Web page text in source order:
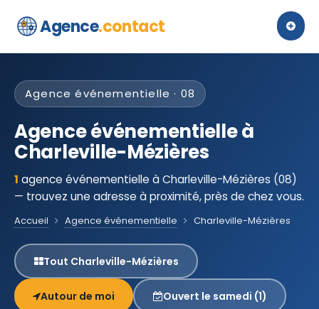
Agence.contact
Agence événementielle · 08
Agence événementielle à
Charleville-Mézières
1 agence événementielle à Charleville-Mézières (08)
— trouvez une adresse à proximité, près de chez vous.
Accueil Agence événementielle Charleville-Mézières
Tout Charleville-Mézières
Autour de moi Ouvert le samedi (1)